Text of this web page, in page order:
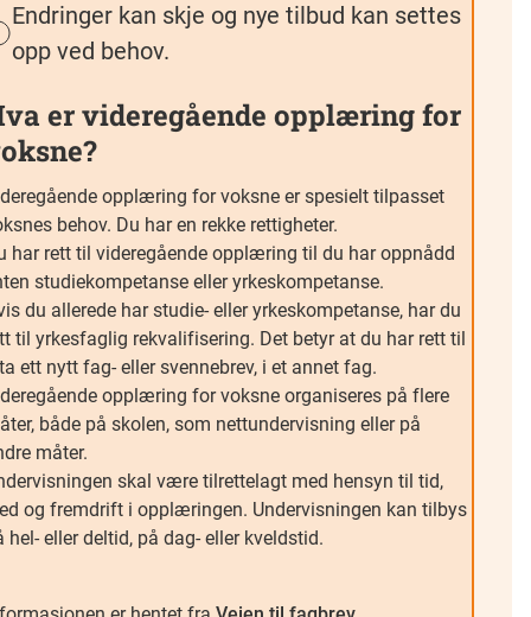
Endringer kan skje og nye tilbud kan settes
opp ved behov.
er videregående opplæring for
opplæring for voksne er spesielt tilpasset
behov. Du har en rekke rettigheter.
har rett til videregående opplæring til du har oppnådd
studiekompetanse eller yrkeskompetanse.
du allerede har studie- eller yrkeskompetanse, har du
til yrkesfaglig rekvalifisering. Det betyr at du har rett til
ett nytt fag- eller svennebrev, i et annet fag.
opplæring for voksne organiseres på flere
både på skolen, som nettundervisning eller på
måter.
skal være tilrettelagt med hensyn til tid,
og fremdrift i opplæringen. Undervisningen kan tilbys
hel- eller deltid, på dag- eller kveldstid.